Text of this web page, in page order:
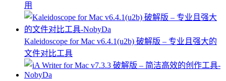
用
Kaleidoscope for Mac v6.4.1(u2b) 破解版 – 专业且强大的
文件对比工具